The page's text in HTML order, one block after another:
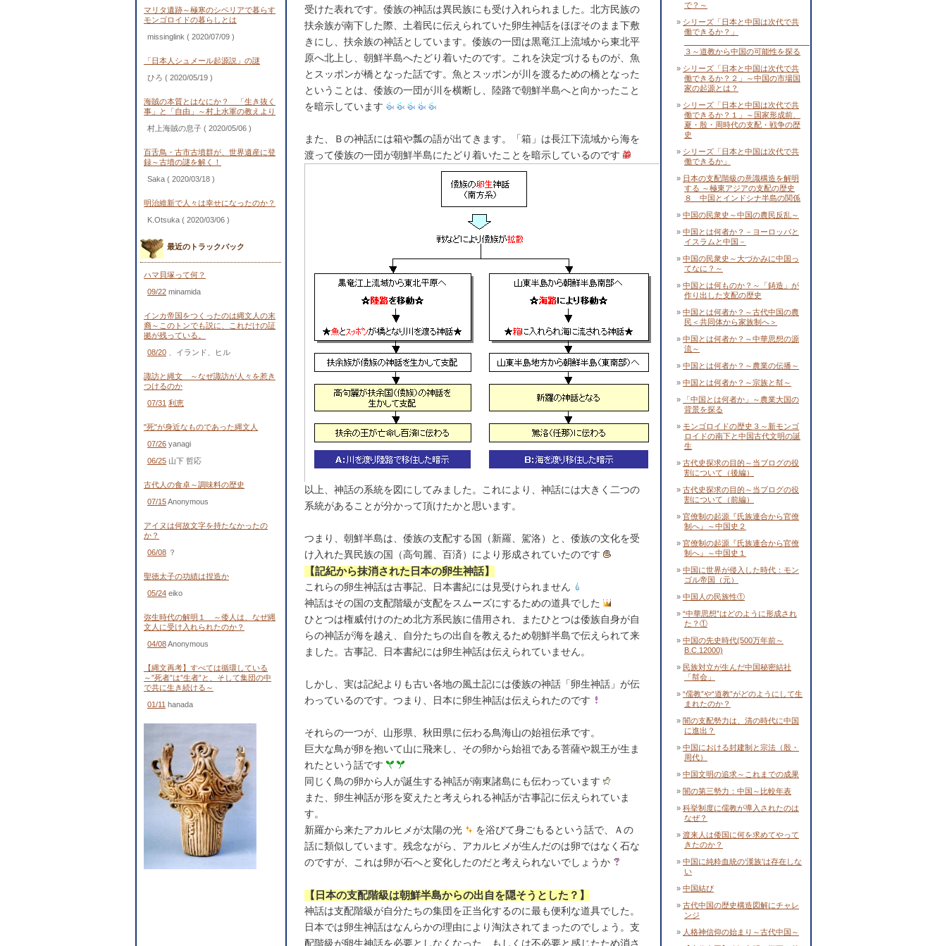
マリタ遺跡～極寒のシベリアで暮らす
モンゴロイドの暮らしとは
missinglink ( 2020/07/09 )
「日本人シュメール起源説」の謎
ひろ ( 2020/05/19 )
海賊の本質とはなにか？ 「生き抜く
事」と「自由」～村上水軍の教えより
村上海賊の息子 ( 2020/05/06 )
百舌鳥・古市古墳群が、世界遺産に登
録～古墳の謎を解く！
Saka ( 2020/03/18 )
明治維新で人々は幸せになったのか？
K.Otsuka ( 2020/03/06 )
最近のトラックバック
ハマ貝塚って何？
09/22 minamida
インカ帝国をつくったのは縄文人の末
裔～このトンでも説に、これだけの証
拠が残っている。
08/20
、イランド、ヒル
諏訪と縄文 ～なぜ諏訪が人々を惹き
つけるのか
07/31 利恵
"死"が身近なものであった縄文人
07/26 yanagi
06/25 山下 哲応
古代人の食卓～調味料の歴史
07/15Anonymous
アイヌは何故文字を持たなかったの
か？
06/08 ？
聖徳太子の功績は捏造か
05/24 eiko
弥生時代の解明１ ～倭人は、なぜ縄
文人に受け入れられたのか？
04/08Anonymous
【縄文再考】すべては循環している
～”死者”は”生者”と、そして集団の中
で共に生き続ける～
01/11 hanada
受けた表れです。倭族の神話は異民族にも受け入れられました。北方民族の
扶余族が南下した際、土着民に伝えられていた卵生神話をほぼそのまま下敷
きにし、扶余族の神話としています。倭族の一団は黒竜江上流域から東北平
原へ北上し、朝鮮半島へたどり着いたのです。これを決定づけるものが、魚
とスッポンが橋となった話です。魚とスッポンが川を渡るための橋となった
ということは、倭族の一団が川を横断し、陸路で朝鮮半島へと向かったこと
を暗示しています
また、Ｂの神話には箱や瓢の語が出てきます。「箱」は長江下流域から海を
渡って倭族の一団が朝鮮半島にたどり着いたことを暗示しているのです
以上、神話の系統を図にしてみました。これにより、神話には大きく二つの
系統があることが分かって頂けたかと思います。
つまり、朝鮮半島は、倭族の支配する国（新羅、駕洛）と、倭族の文化を受
け入れた異民族の国（高句麗、百済）により形成されていたのです
【記紀から抹消された日本の卵生神話】
これらの卵生神話は古事記、日本書紀には見受けられません
神話はその国の支配階級が支配をスムーズにするための道具でした
ひとつは権威付けのため北方系民族に借用され、またひとつは倭族自身が自
らの神話が海を越え、自分たちの出自を教えるため朝鮮半島で伝えられて来
ました。古事記、日本書紀には卵生神話は伝えられていません。
しかし、実は記紀よりも古い各地の風土記には倭族の神話「卵生神話」が伝
わっているのです。つまり、日本に卵生神話は伝えられたのです
それらの一つが、山形県、秋田県に伝わる鳥海山の始祖伝承です。
巨大な鳥が卵を抱いて山に飛来し、その卵から始祖である菩薩や親王が生ま
れたという話です
同じく鳥の卵から人が誕生する神話が南東諸島にも伝わっています
また、卵生神話が形を変えたと考えられる神話が古事記に伝えられていま
す。
新羅から来たアカルヒメが太陽の光
を浴びて身ごもるという話で、Ａの
話に類似しています。残念ながら、アカルヒメが生んだのは卵ではなく石な
のですが、これは卵が石へと変化したのだと考えられないでしょうか
【日本の支配階級は朝鮮半島からの出自を隠そうとした？】
神話は支配階級が自分たちの集団を正当化するのに最も便利な道具でした。
日本では卵生神話はなんらかの理由により淘汰されてまったのでしょう。支
配階級が卵生神話を必要としなくなった、もしくは不必要と感じたため消さ
で？～
シリーズ「日本と中国は次代で共
働できるか？」
３～道教から中国の可能性を探る
シリーズ「日本と中国は次代で共
働できるか？２」～中国の市場国
家の起源とは？
シリーズ「日本と中国は次代で共
働できるか？１」～国家形成前、
夏・殷・周時代の支配・戦争の歴
史
シリーズ「日本と中国は次代で共
働できるか」
日本の支配階級の意識構造を解明
する ～極東アジアの支配の歴史
８ 中国とインドシナ半島の関係
中国の民衆史～中国の農民反乱～
中国とは何者か？－ヨーロッパと
イスラムと中国－
中国の民衆史～大づかみに中国っ
てなに？～
中国とは何ものか？～「鋳造」が
作り出した支配の歴史
中国とは何者か？～古代中国の農
民＜共同体から家族制へ＞
中国とは何者か？～中華思想の源
流～
中国とは何者か？～農業の伝播～
中国とは何者か？～宗族と幇～
「中国とは何者か」～農業大国の
背景を探る
モンゴロイドの歴史３～新モンゴ
ロイドの南下と中国古代文明の誕
生
古代史探求の目的～当ブログの役
割について（後編）
古代史探求の目的～当ブログの役
割について（前編）
官僚制の起源『氏族連合から官僚
制へ』～中国史２
官僚制の起源『氏族連合から官僚
制へ』～中国史１
中国に世界が侵入した時代：モン
ゴル帝国（元）
中国人の民族性①
“中華思想”はどのように形成され
た？①
中国の先史時代(500万年前～
B.C.12000)
民族対立が生んだ中国秘密結社
「幇会」
“儒教”や“道教”がどのようにして生
まれたのか？
闇の支配勢力は、清の時代に中国
に進出？
中国における封建制と宗法（殷・
周代）
中国文明の追求～これまでの成果
闇の第三勢力：中国～比較年表
科挙制度に儒教が導入されたのは
なぜ？
渡来人は倭国に何を求めてやって
きたのか？
中国に純粋血統の‘漢族’は存在しな
い
中国結び
古代中国の歴史構造図解にチャレ
ンジ
人格神信仰の始まり～古代中国～